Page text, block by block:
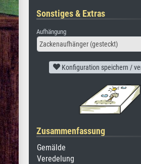
Sonstiges & Extras
Aufhängung
Zackenaufhänger (gesteckt)
Konfiguration speichern /
Zusammenfassung
Gemälde
Veredelung